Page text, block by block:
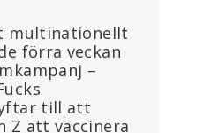
multinationellt
förra veckan
–
till att
Z att vaccinera